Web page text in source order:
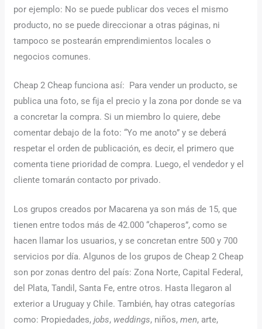
por ejemplo: No se puede publicar dos veces el mismo
producto, no se puede direccionar a otras páginas, ni
tampoco se postearán emprendimientos locales o
negocios comunes.
Cheap 2 Cheap funciona así: Para vender un producto, se
publica una foto, se fija el precio y la zona por donde se va
a concretar la compra. Si un miembro lo quiere, debe
comentar debajo de la foto: “Yo me anoto” y se deberá
respetar el orden de publicación, es decir, el primero que
comenta tiene prioridad de compra. Luego, el vendedor y el
cliente tomarán contacto por privado.
Los grupos creados por Macarena ya son más de 15, que
tienen entre todos más de 42.000 “chaperos”, como se
hacen llamar los usuarios, y se concretan entre 500 y 700
servicios por día. Algunos de los grupos de Cheap 2 Cheap
son por zonas dentro del país: Zona Norte, Capital Federal,
del Plata, Tandil, Santa Fe, entre otros. Hasta llegaron al
exterior a Uruguay y Chile. También, hay otras categorías
como: Propiedades,jobs, weddings, niños, men, arte,